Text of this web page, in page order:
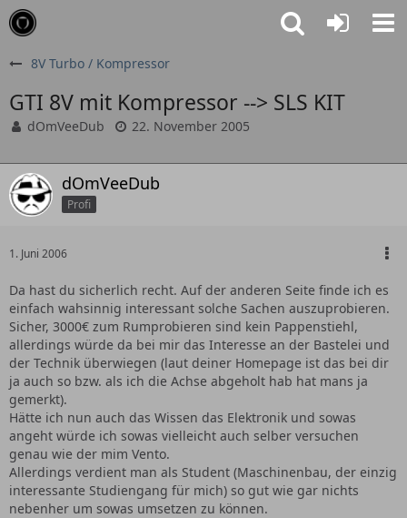
8V Turbo / Kompressor
GTI 8V mit Kompressor --> SLS KIT
dOmVeeDub 22. November 2005
dOmVeeDub
Profi
1. Juni 2006
Da hast du sicherlich recht. Auf der anderen Seite finde ich es
einfach wahsinnig interessant solche Sachen auszuprobieren.
Sicher, 3000€ zum Rumprobieren sind kein Pappenstiehl,
allerdings würde da bei mir das Interesse an der Bastelei und
der Technik überwiegen (laut deiner Homepage ist das bei dir
ja auch so bzw. als ich die Achse abgeholt hab hat mans ja
gemerkt).
Hätte ich nun auch das Wissen das Elektronik und sowas
angeht würde ich sowas vielleicht auch selber versuchen
genau wie der mim Vento.
Allerdings verdient man als Student (Maschinenbau, der einzig
interessante Studiengang für mich) so gut wie gar nichts
nebenher um sowas umsetzen zu können.